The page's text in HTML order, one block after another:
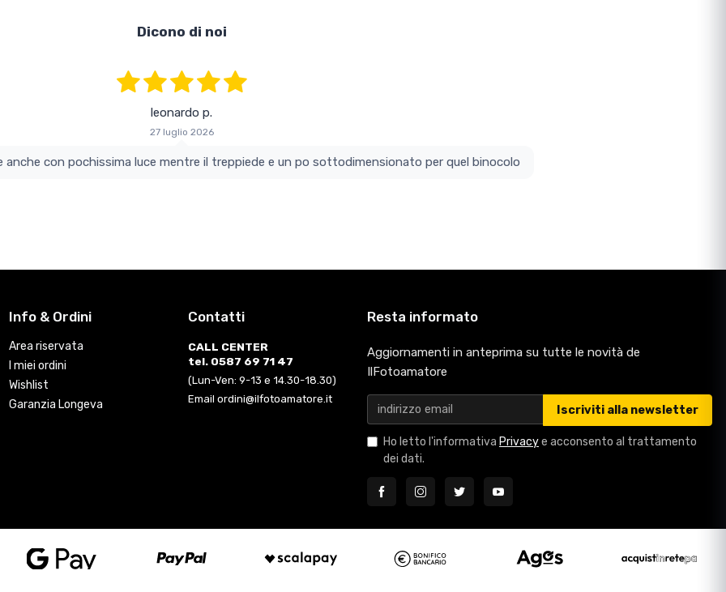
Dicono di noi
leonardo p.
27 luglio 2026
e perfetto si vede anche con pochissima luce mentre il treppiede e un po sottodimensionato per quel binocolo
Info & Ordini
Area riservata
I miei ordini
Wishlist
Garanzia Longeva
Contatti
CALL CENTER
tel. 0587 69 71 47
(Lun-Ven: 9-13 e 14.30-18.30)
Email ordini@ilfotoamatore.it
Resta informato
Aggiornamenti in anteprima su tutte le novità de
IlFotoamatore
Iscriviti alla newsletter
Ho letto l'informativa Privacye acconsento al trattamento
dei dati.